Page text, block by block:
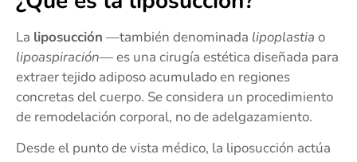
La liposucción —también denominada lipoplastia o
lipoaspiración— es una cirugía estética diseñada para
extraer tejido adiposo acumulado en regiones
concretas del cuerpo. Se considera un procedimiento
de remodelación corporal, no de adelgazamiento.
Desde el punto de vista médico, la liposucción actúa